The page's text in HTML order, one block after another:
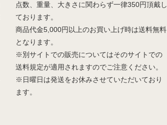
点数、重量、大きさに関わらず一律350円頂戴し
ております。
商品代金5,000円以上のお買い上げ時は送料無料
となります。
※別サイトでの販売についてはそのサイトでの
送料規定が適用されますのでご注意ください。
※日曜日は発送をお休みさせていただいており
ます。